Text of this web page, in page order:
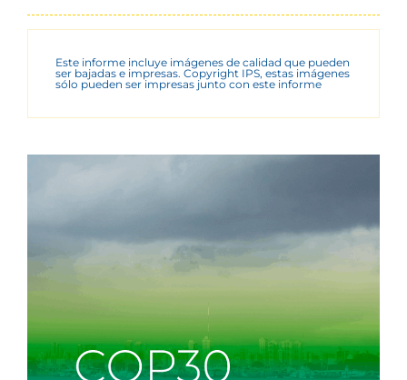
Este informe incluye imágenes de calidad que pueden
ser bajadas e impresas. Copyright IPS, estas imágenes
sólo pueden ser impresas junto con este informe